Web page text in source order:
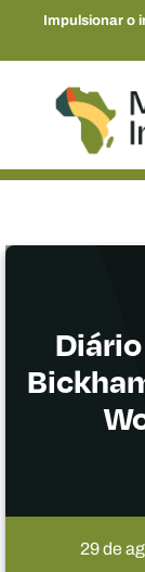
Impulsionar o
29 de